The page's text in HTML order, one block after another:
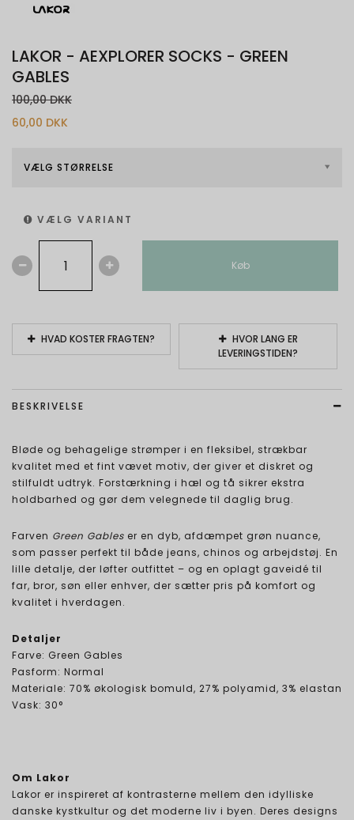
LAKOR - AEXPLORER SOCKS - GREEN
GABLES
100,00 DKK
60,00 DKK
VÆLG STØRRELSE
VÆLG VARIANT
Køb
HVAD KOSTER FRAGTEN?
HVOR LANG ER
LEVERINGSTIDEN?
BESKRIVELSE
Bløde og behagelige strømper i en fleksibel, strækbar
kvalitet med et fint vævet motiv, der giver et diskret og
stilfuldt udtryk. Forstærkning i hæl og tå sikrer ekstra
holdbarhed og gør dem velegnede til daglig brug.
Farven Green Gables er en dyb, afdæmpet grøn nuance,
som passer perfekt til både jeans, chinos og arbejdstøj. En
lille detalje, der løfter outfittet – og en oplagt gaveidé til
far, bror, søn eller enhver, der sætter pris på komfort og
kvalitet i hverdagen.
Detaljer
Farve: Green Gables
Pasform: Normal
Materiale: 70% økologisk bomuld, 27% polyamid, 3% elastan
Vask: 30°
Om Lakor
Lakor er inspireret af kontrasterne mellem den idylliske
danske kystkultur og det moderne liv i byen. Deres designs